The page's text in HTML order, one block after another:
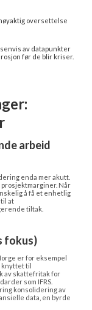
oversettelse
av datapunkter
før de blir kriser.
arbeid
enda mer akutt.
Når
å få et enhetlig
at
tiltak.
fokus)
er for eksempel
knyttet til
av skattefritak for
som IFRS.
konsolidering av
data, en byrde